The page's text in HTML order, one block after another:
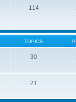
114
TOPICS
30
21